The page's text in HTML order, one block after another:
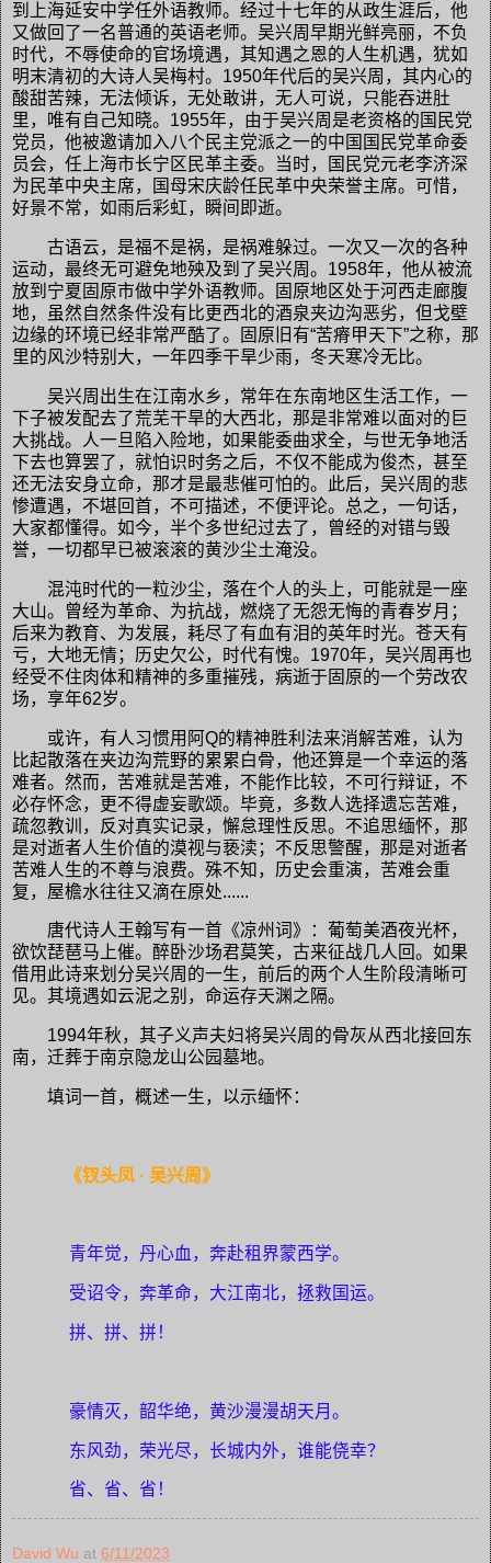
到上海延安中学任外语教师。经过十七年的从政生涯后，他
又做回了一名普通的英语老师。吴兴周早期光鲜亮丽，不负
时代，不辱使命的官场境遇，其知遇之恩的人生机遇，犹如
明末清初的大诗人吴梅村。1950年代后的吴兴周，其内心的
酸甜苦辣，无法倾诉，无处敢讲，无人可说，只能吞进肚
里，唯有自己知晓。1955年，由于吴兴周是老资格的国民党
党员，他被邀请加入八个民主党派之一的中国国民党革命委
员会，任上海市长宁区民革主委。当时，国民党元老李济深
为民革中央主席，国母宋庆龄任民革中央荣誉主席。可惜，
好景不常，如雨后彩虹，瞬间即逝。
古语云，是福不是祸，是祸难躲过。一次又一次的各种
运动，最终无可避免地殃及到了吴兴周。1958年，他从被流
放到宁夏固原市做中学外语教师。固原地区处于河西走廊腹
地，虽然自然条件没有比更西北的酒泉夹边沟恶劣，但戈壁
边缘的环境已经非常严酷了。固原旧有“苦瘠甲天下”之称，那
里的风沙特别大，一年四季干旱少雨，冬天寒冷无比。
吴兴周出生在江南水乡，常年在东南地区生活工作，一
下子被发配去了荒芜干旱的大西北，那是非常难以面对的巨
大挑战。人一旦陷入险地，如果能委曲求全，与世无争地活
下去也算罢了，就怕识时务之后，不仅不能成为俊杰，甚至
还无法安身立命，那才是最悲催可怕的。此后，吴兴周的悲
惨遭遇，不堪回首，不可描述，不便评论。总之，一句话，
大家都懂得。如今，半个多世纪过去了，曾经的对错与毁
誉，一切都早已被滚滚的黄沙尘土淹没。
混沌时代的一粒沙尘，落在个人的头上，可能就是一座
大山。曾经为革命、为抗战，燃烧了无怨无悔的青春岁月；
后来为教育、为发展，耗尽了有血有泪的英年时光。苍天有
亏，大地无情；历史欠公，时代有愧。1970年，吴兴周再也
经受不住肉体和精神的多重摧残，病逝于固原的一个劳改农
场，享年62岁。
或许，有人习惯用阿Q的精神胜利法来消解苦难，认为
比起散落在夹边沟荒野的累累白骨，他还算是一个幸运的落
难者。然而，苦难就是苦难，不能作比较，不可行辩证，不
必存怀念，更不得虚妄歌颂。毕竟，多数人选择遗忘苦难，
疏忽教训，反对真实记录，懈怠理性反思。不追思缅怀，那
是对逝者人生价值的漠视与亵渎；不反思警醒，那是对逝者
苦难人生的不尊与浪费。殊不知，历史会重演，苦难会重
复，屋檐水往往又滴在原处......
唐代诗人王翰写有一首《凉州词》：葡萄美酒夜光杯，
欲饮琵琶马上催。醉卧沙场君莫笑，古来征战几人回。如果
借用此诗来划分吴兴周的一生，前后的两个人生阶段清晰可
见。其境遇如云泥之别，命运存天渊之隔。
1994年秋，其子义声夫妇将吴兴周的骨灰从西北接回东
南，迁葬于南京隐龙山公园墓地。
填词一首，概述一生，以示缅怀：
《钗头凤 · 吴兴周》
青年觉，丹心血，奔赴租界蒙西学。
受诏令，奔革命，大江南北，拯救国运。
拼、拼、拼！
豪情灭，韶华绝，黄沙漫漫胡天月。
东风劲，荣光尽，长城内外，谁能侥幸？
省、省、省！
David Wu at 6/11/2023